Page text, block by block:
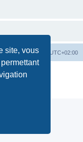
site, vous
Fuseau horaire sur UTC+02:00
phpBB Limited
Cellar